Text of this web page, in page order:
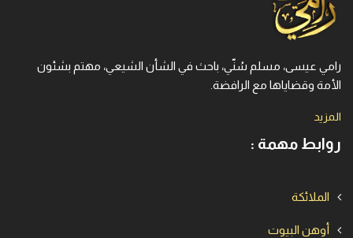
رامي عيسى، مسلم سُنّي، باحث في الشأن الشيعي، مهتم بشئون
الأمة وقضاياها مع الرافضة.
المزيد
روابط مهمة :
الملائكة
أوهن البيوت